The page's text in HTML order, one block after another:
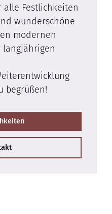
Festlichkeiten
wunderschöne
modernen
langjährigen
begrüßen!